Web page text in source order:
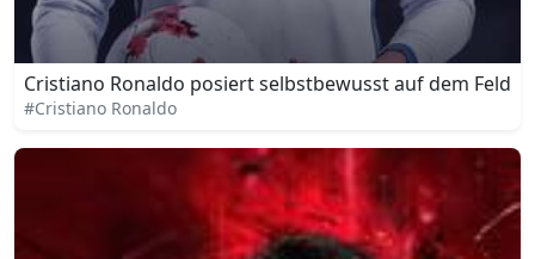
Cristiano Ronaldo posiert selbstbewusst auf dem Feld
#Cristiano Ronaldo